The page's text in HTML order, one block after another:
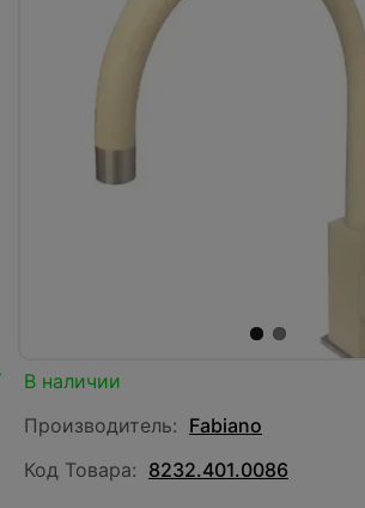
В наличии
Производитель: Fabiano
Код Товара: 8232.401.0086